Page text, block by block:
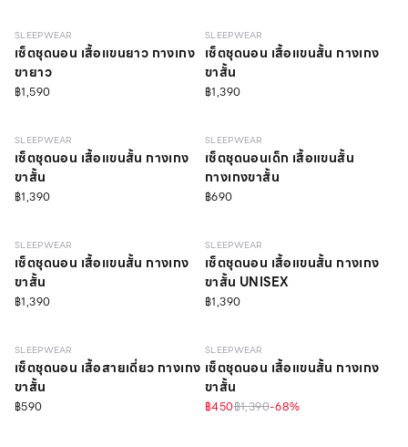
SLEEPWEAR
เซ็ตชุดนอน เสื้อแขนยาว กางเกง
ขายาว
฿1,590
SLEEPWEAR
เซ็ตชุดนอน เสื้อแขนสั้น กางเกง
ขาสั้น
฿1,390
SLEEPWEAR
เซ็ตชุดนอน เสื้อแขนสั้น กางเกง
ขาสั้น
฿1,390
SLEEPWEAR
เซ็ตชุดนอนเด็ก เสื้อแขนสั้น
กางเกงขาสั้น
฿690
SLEEPWEAR
เซ็ตชุดนอน เสื้อแขนสั้น กางเกง
ขาสั้น
฿1,390
SLEEPWEAR
เซ็ตชุดนอน เสื้อแขนสั้น กางเกง
ขาสั้น UNISEX
฿1,390
SLEEPWEAR
เซ็ตชุดนอน เสื้อสายเดี่ยว กางเกง
ขาสั้น
฿590
SLEEPWEAR
เซ็ตชุดนอน เสื้อแขนสั้น กางเกง
ขาสั้น
฿450฿1,390-68%